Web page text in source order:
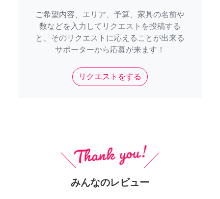
ご希望内容、エリア、予算、家具の名前や
数などを入力してリクエストを投稿する
と、そのリクエストに応えることが出来る
サポーターから応募が来ます！
リクエストをする
みんなのレビュー